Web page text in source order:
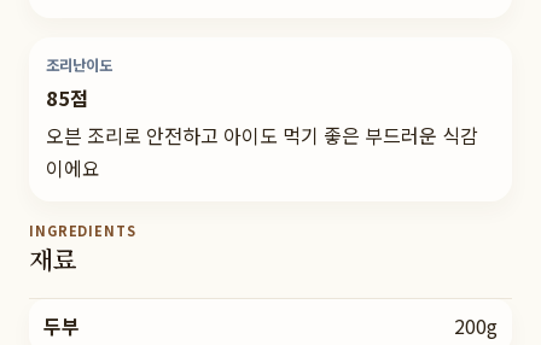
조리난이도
85점
오븐 조리로 안전하고 아이도 먹기 좋은 부드러운 식감
이에요
INGREDIENTS
재료
두부 200g